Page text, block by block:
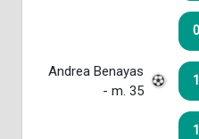
Andrea Benayas
- m. 35